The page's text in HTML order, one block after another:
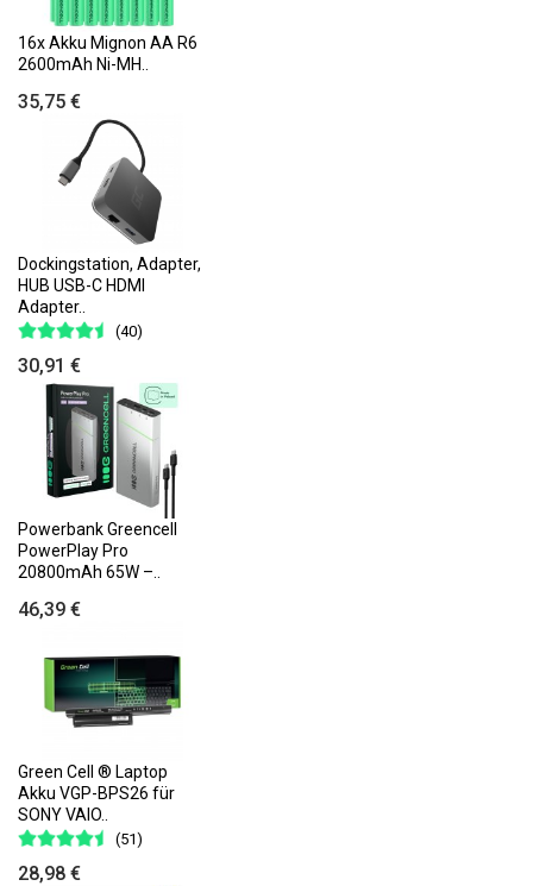
16x Akku Mignon AA R6
2600mAh Ni-MH..
35,75 €
Dockingstation, Adapter,
HUB USB-C HDMI
Adapter..
(40)
30,91 €
Powerbank Greencell
PowerPlay Pro
20800mAh 65W –..
46,39 €
Green Cell ® Laptop
Akku VGP-BPS26 für
SONY VAIO..
(51)
28,98 €